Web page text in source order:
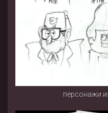
персонажи